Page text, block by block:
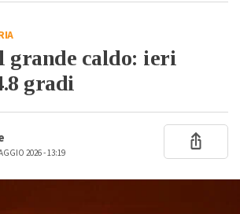
grande caldo: ieri
gradi
2026 - 13:19